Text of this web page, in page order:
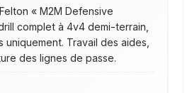
« M2M Defensive
complet à 4v4 demi-terrain,
Travail des aides,
des lignes de passe.